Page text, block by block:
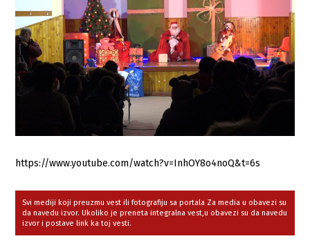
https://www.youtube.com/watch?v=InhOY8o4noQ&t=6s
Svi mediji koji preuzmu vest ili fotografiju sa portala Za media u obavezi su
da navedu izvor. Ukoliko je preneta integralna vest,u obavezi su da navedu
izvor i postave link ka toj vesti.